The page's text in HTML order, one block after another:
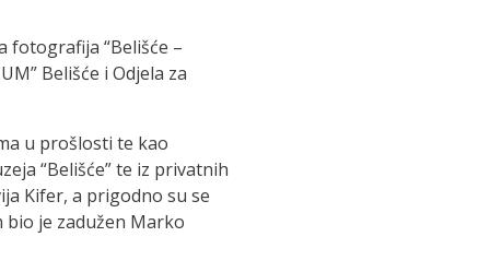
fotografija “Belišće –
Belišće i Odjela za
u prošlosti te kao
“Belišće” te iz privatnih
Kifer, a prigodno su se
bio je zadužen Marko